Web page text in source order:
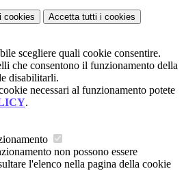
i cookies Accetta tutti i cookies
scegliere quali cookie consentire.
che consentono il funzionamento della
disabilitarli.
necessari al funzionamento potete
.
non possono essere
l'elenco nella pagina della cookie